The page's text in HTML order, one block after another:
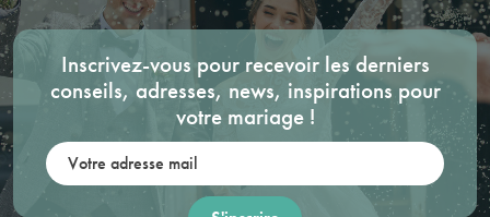
Inscrivez-vous pour recevoir les derniers
conseils, adresses, news, inspirations pour
votre mariage !